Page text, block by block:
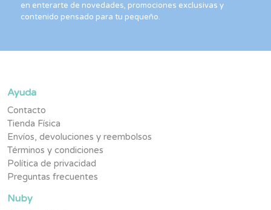
en enterarte de novedades, promociones exclusivas y
contenido pensado para tu pequeño.
Ayuda
Contacto
Tienda Física
Envíos, devoluciones y reembolsos
Términos y condiciones
Política de privacidad
Preguntas frecuentes
Nuby